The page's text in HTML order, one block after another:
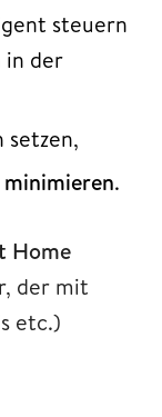
steuern
in der
minimieren.
Home
der mit
etc.)